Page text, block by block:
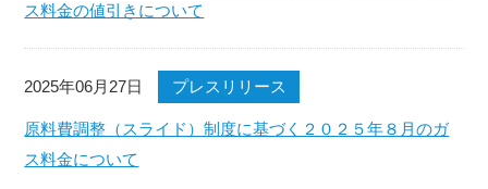
ス料金の値引きについて
2025年06月27日 プレスリリース
原料費調整（スライド）制度に基づく２０２５年８月のガ
ス料金について